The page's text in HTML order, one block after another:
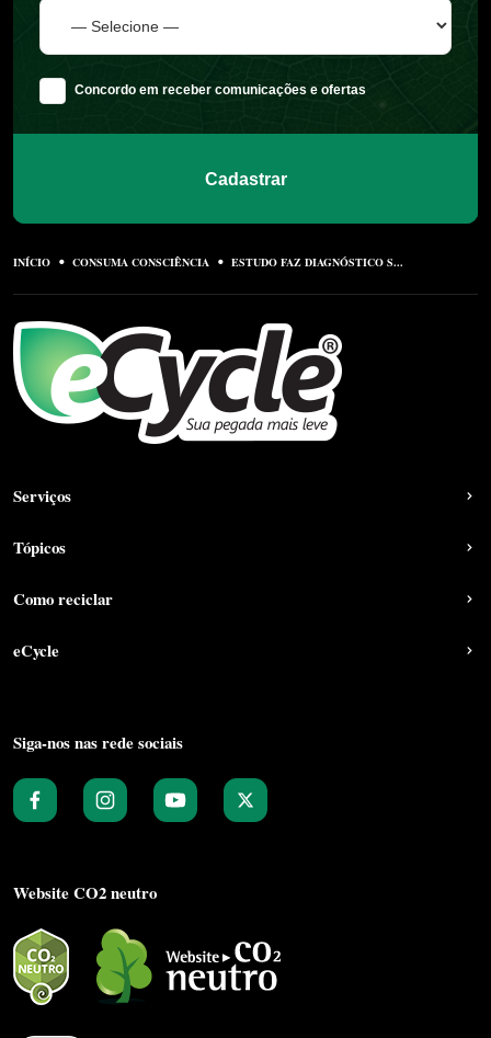
Concordo em receber comunicações e ofertas
Cadastrar
INÍCIO CONSUMA CONSCIÊNCIA ESTUDO FAZ DIAGNÓSTICO S...
Serviços
Tópicos
Como reciclar
eCycle
Siga-nos nas rede sociais
Website CO2 neutro